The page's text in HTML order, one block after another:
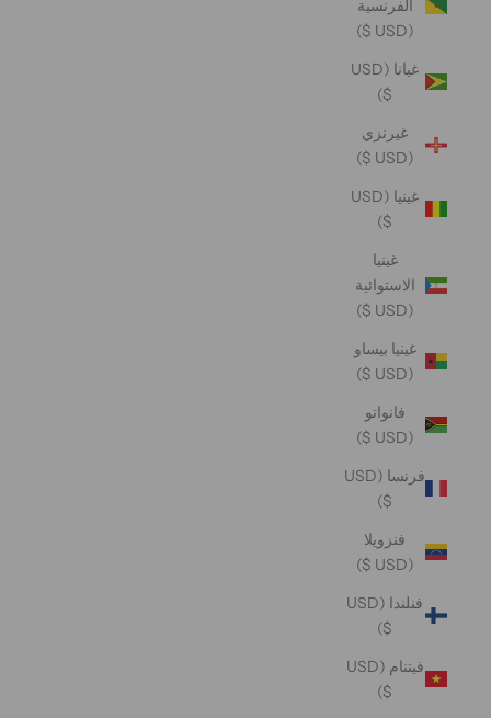
الفرنسية
(USD $)
غيانا (USD
$)
غيرنزي
(USD $)
غينيا (USD
$)
غينيا
الاستوائية
(USD $)
غينيا بيساو
(USD $)
فانواتو
(USD $)
فرنسا (USD
$)
فنزويلا
(USD $)
فنلندا (USD
$)
فيتنام (USD
$)